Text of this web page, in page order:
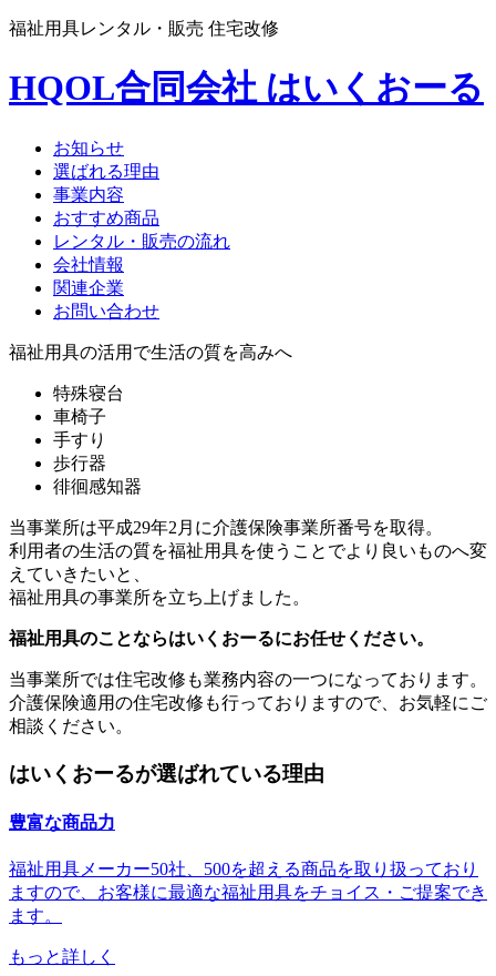
福祉用具レンタル・販売 住宅改修
HQOL合同会社 はいくおーる
お知らせ
選ばれる理由
事業内容
おすすめ商品
レンタル・販売の流れ
会社情報
関連企業
お問い合わせ
福祉用具の活用で生活の質を高みへ
特殊寝台
車椅子
手すり
歩行器
徘徊感知器
当事業所は平成29年2月に介護保険事業所番号を取得。
利用者の生活の質を福祉用具を使うことでより良いものへ変
えていきたいと、
福祉用具の事業所を立ち上げました。
福祉用具のことならはいくおーるにお任せください。
当事業所では住宅改修も業務内容の一つになっております。
介護保険適用の住宅改修も行っておりますので、お気軽にご
相談ください。
はいくおーるが選ばれている理由
豊富な商品力
福祉用具メーカー50社、500を超える商品を取り扱っており
ますので、お客様に最適な福祉用具をチョイス・ご提案でき
ます。
もっと詳しく